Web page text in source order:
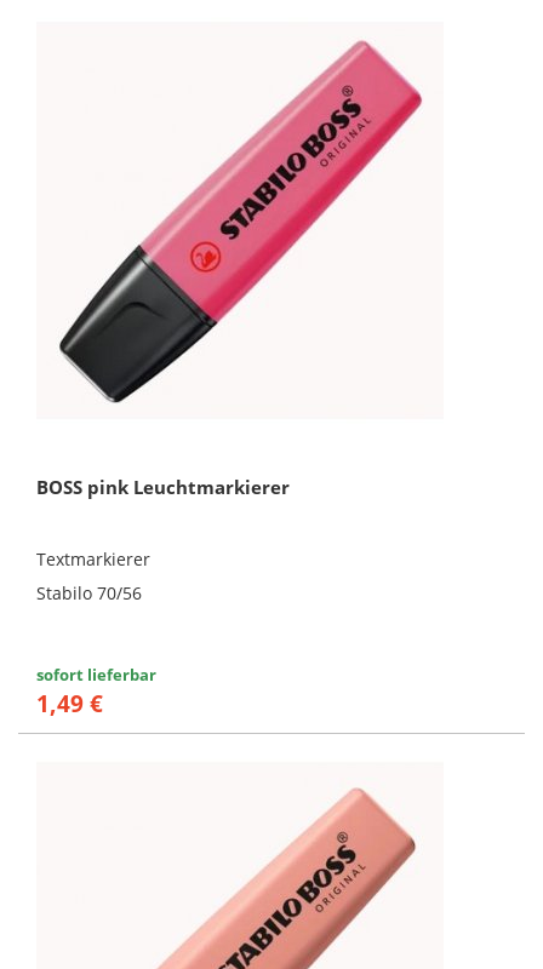
BOSS pink Leuchtmarkierer
Textmarkierer
Stabilo 70/56
sofort lieferbar
1,49 €